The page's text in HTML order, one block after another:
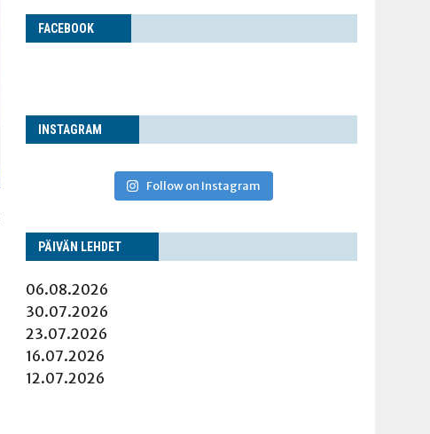
FACE­BOOK
INS­TA­GRAM
Follow on Instagram
PÄI­VÄN LEHDET
06.08.2026
30.07.2026
23.07.2026
16.07.2026
12.07.2026